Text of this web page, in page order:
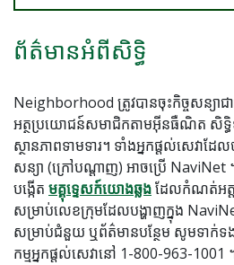
ព័ត៌មានអំពីសិទ្ធិ
Neighborhood ត្រូវបានចុះកិច្ចសន្យា
អត្ថប្រយោជន៍សមាជិកតាមអ៊ីនធឺណិត សិទ្ធិ
ស្ថានភាពទាមទារ។ ទាំងអ្នកផ្តល់សេវាដែ
សន្យា (ក្រៅបណ្តាញ) អាចប្រើ
បង្កើត មគ្គុទ្ទេសក៍យោងឆ្លងដែលកំណត់អត្
សម្រាប់លេខក្រុមដែលបង្ហាញក្នុង
សម្រាប់ជំនួយ ឬព័ត៌មានបន្ថែម សូមទាក់
កម្មអ្នកផ្តល់សេវានៅ 1-800-963-1001